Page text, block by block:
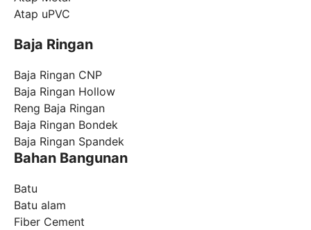
Atap uPVC
Baja Ringan
Baja Ringan CNP
Baja Ringan Hollow
Reng Baja Ringan
Baja Ringan Bondek
Baja Ringan Spandek
Bahan Bangunan
Batu
Batu alam
Fiber Cement